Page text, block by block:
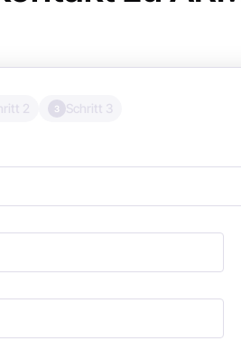
2 3 Schritt 3